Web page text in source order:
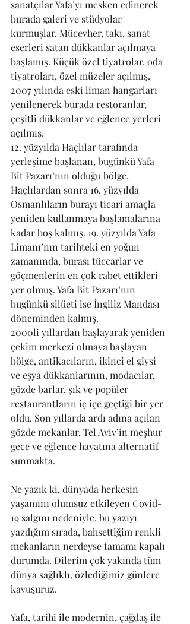
sanatçılar Yafa’yı mesken edinerek
burada galeri ve stüdyolar
kurmuşlar. Mücevher, takı, sanat
eserleri satan dükkanlar açılmaya
başlamış. Küçük özel tiyatrolar, oda
tiyatroları, özel müzeler açılmış.
2007 yılında eski liman hangarları
yenilenerek burada restoranlar,
çeşitli dükkanlar ve eğlence yerleri
açılmış.
12. yüzyılda Haçlılar tarafında
yerleşime başlanan, bugünkü Yafa
Bit Pazarı’nın olduğu bölge,
Haçlılardan sonra 16. yüzyılda
Osmanlıların burayı ticari amaçla
yeniden kullanmaya başlamalarına
kadar boş kalmış. 19. yüzyılda Yafa
Limanı’nın tarihteki en yoğun
zamanında, burası tüccarlar ve
göçmenlerin en çok rabet ettikleri
yer olmuş. Yafa Bit Pazarı’nın
bugünkü silüeti ise İngiliz Mandası
döneminden kalmış.
2000li yıllardan başlayarak yeniden
çekim merkezi olmaya başlayan
bölge, antikacıların, ikinci el giysi
ve eşya dükkanlarının, modacılar,
gözde barlar, şık ve popüler
restaurantların iç içe geçtiği bir yer
oldu. Son yıllarda ardı adına açılan
gözde mekanlar, Tel Aviv’in meşhur
gece ve eğlence hayatına alternatif
sunmakta.
Ne yazık ki, dünyada herkesin
yaşamını olumsuz etkileyen Covid-
19 salgını nedeniyle, bu yazıyı
yazdığım sırada, bahsettiğim renkli
mekanların nerdeyse tamamı kapalı
durumda. Dilerim çok yakında tüm
dünya sağlıklı, özlediğimiz günlere
kavuşuruz.
Yafa, tarihi ile modernin, çağdaş ile